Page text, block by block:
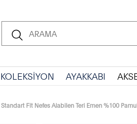
KOLEKSİYON AYAKKABI
Standart Fit Nefes Alabilen Teri Emen %100